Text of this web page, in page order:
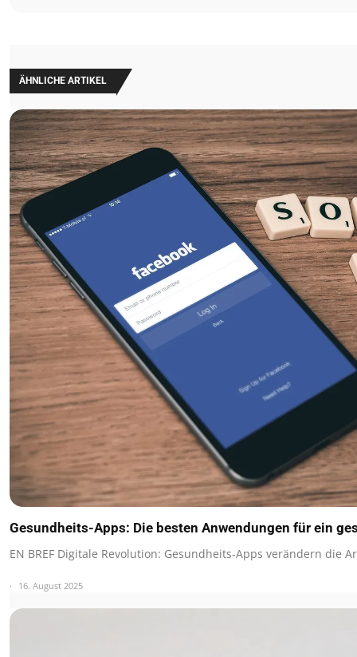
ÄHNLICHE ARTIKEL
Gesundheits-Apps: Die besten Anwendungen für ein
EN BREF Digitale Revolution: Gesundheits-Apps verändern die
16. August 2025